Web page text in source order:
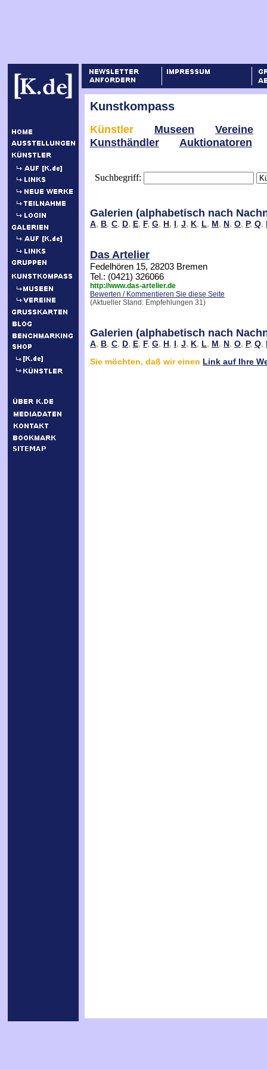
Kunstkompass
Künstler Museen
Vereine
Kunsthändler
Auktionatoren
Suchbegriff:
Galerien (alphabetisch nach
A, B, C, D, E, F, G, H , , J, K, L, M , N , O, P, Q,
Das Artelier
Fedelhören 15, 28203 Bremen
Tel.: (0421) 326066
http://www.das-artelier.de
Bewerten / Kommentieren Sie diese Seite
(Aktueller Stand: Empfehlungen 31)
Galerien (alphabetisch nach
A, B, C, D, E, F, G, H , , J, K, L, M , N , O, P, Q,
Sie möchten, daß wir einen Link auf Ihre